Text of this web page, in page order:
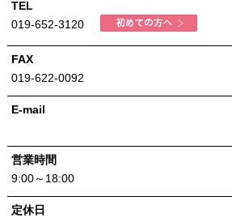
TEL
019-652-3120
FAX
019-622-0092
E-mail
営業時間
9:00～18:00
定休日